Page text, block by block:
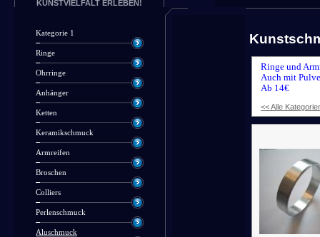
KUNSTVIELFALT ERLEBEN!
Kategorie 1
Ringe
Ohrringe
Anhänger
Ketten
Keramikschmuck
Armreifen
Broschen
Colliers
Perlenschmuck
Aluschmuck
Ringe und
Auch mit
Ab 14€
<< Alle